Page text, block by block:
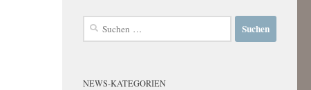
Suchen
NEWS-KATEGORIEN